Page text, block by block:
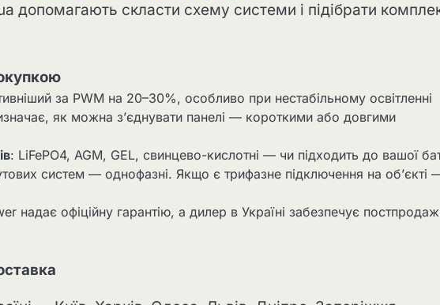
допомагають скласти схему системи і підібрати
за PWM на 20–30%, особливо при нестабільному освітленні
як можна з’єднувати панелі — короткими або довгими
: LiFePO4, AGM, GEL, свинцево-кислотні — чи підходить до вашої
систем — однофазні. Якщо є трифазне підключення на об’єкті
надає офіційну гарантію, а дилер в Україні забезпечує